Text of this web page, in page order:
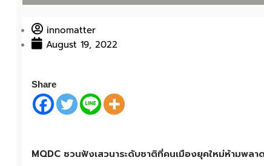
innomatter
August 19, 2022
Share
MQDC ชวนฟังเสวนาระดับชาติที่คนเมืองยุคใหม่ห้ามพล